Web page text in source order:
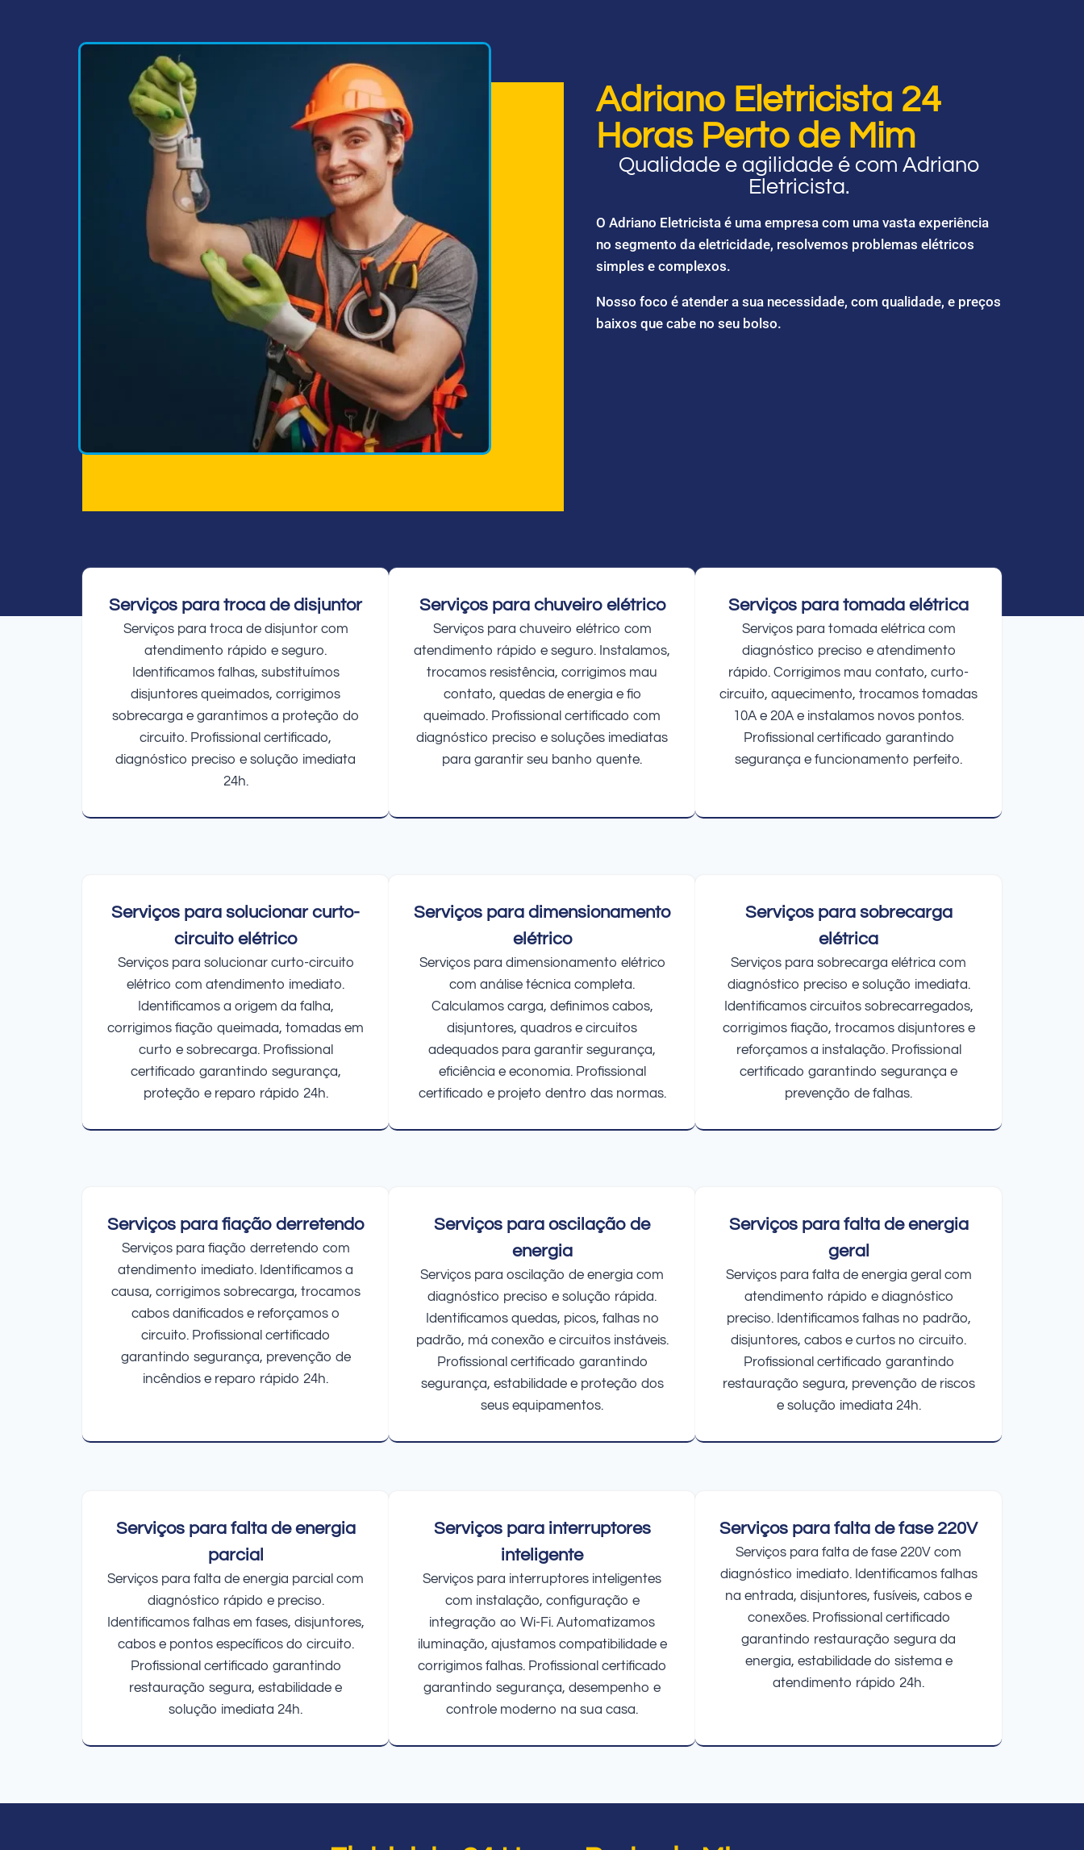
Adriano Eletricista 24
Horas Perto de Mim
Qualidade e agilidade é com Adriano
Eletricista.
O Adriano Eletricista é uma empresa com uma vasta experiência
no segmento da eletricidade, resolvemos problemas elétricos
simples e complexos.
Nosso foco é atender a sua necessidade, com qualidade, e preços
baixos que cabe no seu bolso.
Serviços para troca de disjuntor
Serviços para troca de disjuntor com
atendimento rápido e seguro.
Identificamos falhas, substituímos
disjuntores queimados, corrigimos
sobrecarga e garantimos a proteção do
circuito. Profissional certificado,
diagnóstico preciso e solução imediata
24h.
Serviços para chuveiro elétrico
Serviços para chuveiro elétrico com
atendimento rápido e seguro. Instalamos,
trocamos resistência, corrigimos mau
contato, quedas de energia e fio
queimado. Profissional certificado com
diagnóstico preciso e soluções imediatas
para garantir seu banho quente.
Serviços para tomada elétrica
Serviços para tomada elétrica com
diagnóstico preciso e atendimento
rápido. Corrigimos mau contato, curto-
circuito, aquecimento, trocamos tomadas
10A e 20A e instalamos novos pontos.
Profissional certificado garantindo
segurança e funcionamento perfeito.
Serviços para solucionar curto-
circuito elétrico
Serviços para solucionar curto-circuito
elétrico com atendimento imediato.
Identificamos a origem da falha,
corrigimos fiação queimada, tomadas em
curto e sobrecarga. Profissional
certificado garantindo segurança,
proteção e reparo rápido 24h.
Serviços para dimensionamento
elétrico
Serviços para dimensionamento elétrico
com análise técnica completa.
Calculamos carga, definimos cabos,
disjuntores, quadros e circuitos
adequados para garantir segurança,
eficiência e economia. Profissional
certificado e projeto dentro das normas.
Serviços para sobrecarga
elétrica
Serviços para sobrecarga elétrica com
diagnóstico preciso e solução imediata.
Identificamos circuitos sobrecarregados,
corrigimos fiação, trocamos disjuntores e
reforçamos a instalação. Profissional
certificado garantindo segurança e
prevenção de falhas.
Serviços para fiação derretendo
Serviços para fiação derretendo com
atendimento imediato. Identificamos a
causa, corrigimos sobrecarga, trocamos
cabos danificados e reforçamos o
circuito. Profissional certificado
garantindo segurança, prevenção de
incêndios e reparo rápido 24h.
Serviços para oscilação de
energia
Serviços para oscilação de energia com
diagnóstico preciso e solução rápida.
Identificamos quedas, picos, falhas no
padrão, má conexão e circuitos instáveis.
Profissional certificado garantindo
segurança, estabilidade e proteção dos
seus equipamentos.
Serviços para falta de energia
geral
Serviços para falta de energia geral com
atendimento rápido e diagnóstico
preciso. Identificamos falhas no padrão,
disjuntores, cabos e curtos no circuito.
Profissional certificado garantindo
restauração segura, prevenção de riscos
e solução imediata 24h.
Serviços para falta de energia
parcial
Serviços para falta de energia parcial com
diagnóstico rápido e preciso.
Identificamos falhas em fases, disjuntores,
cabos e pontos específicos do circuito.
Profissional certificado garantindo
restauração segura, estabilidade e
solução imediata 24h.
Serviços para interruptores
inteligente
Serviços para interruptores inteligentes
com instalação, configuração e
integração ao Wi-Fi. Automatizamos
iluminação, ajustamos compatibilidade e
corrigimos falhas. Profissional certificado
garantindo segurança, desempenho e
controle moderno na sua casa.
Serviços para falta de fase 220V
Serviços para falta de fase 220V com
diagnóstico imediato. Identificamos falhas
na entrada, disjuntores, fusíveis, cabos e
conexões. Profissional certificado
garantindo restauração segura da
energia, estabilidade do sistema e
atendimento rápido 24h.